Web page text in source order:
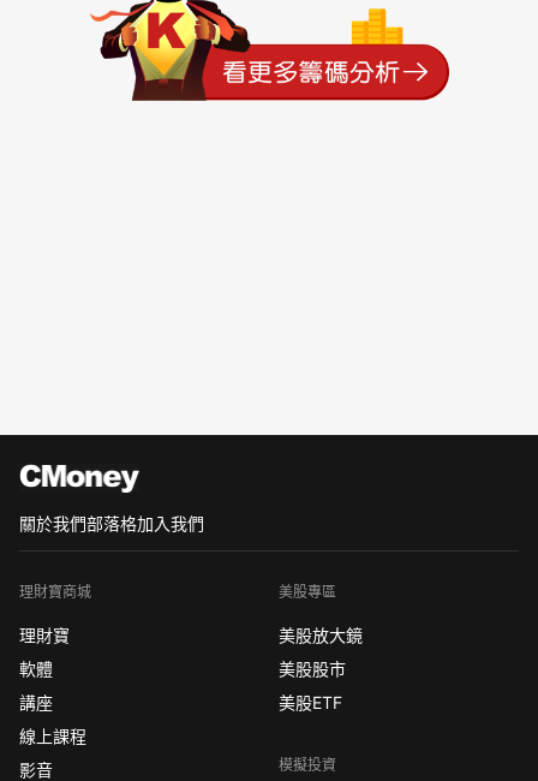
關於我們部落格加入我們
理財寶商城
理財寶
軟體
講座
線上課程
影音
美股專區
美股放大鏡
美股股市
美股ETF
模擬投資